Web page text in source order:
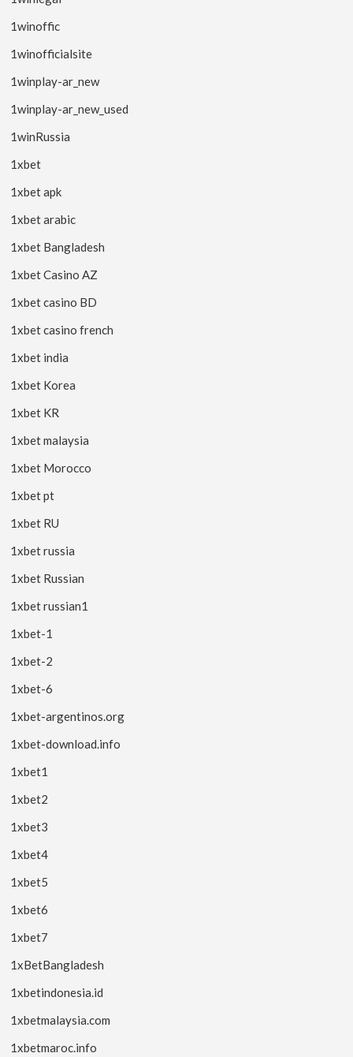
1winoffic
1winofficialsite
1winplay-ar_new
1winplay-ar_new_used
1winRussia
1xbet
1xbet apk
1xbet arabic
1xbet Bangladesh
1xbet Casino AZ
1xbet casino BD
1xbet casino french
1xbet india
1xbet Korea
1xbet KR
1xbet malaysia
1xbet Morocco
1xbet pt
1xbet RU
1xbet russia
1xbet Russian
1xbet russian1
1xbet-1
1xbet-2
1xbet-6
1xbet-argentinos.org
1xbet-download.info
1xbet1
1xbet2
1xbet3
1xbet4
1xbet5
1xbet6
1xbet7
1xBetBangladesh
1xbetindonesia.id
1xbetmalaysia.com
1xbetmaroc.info